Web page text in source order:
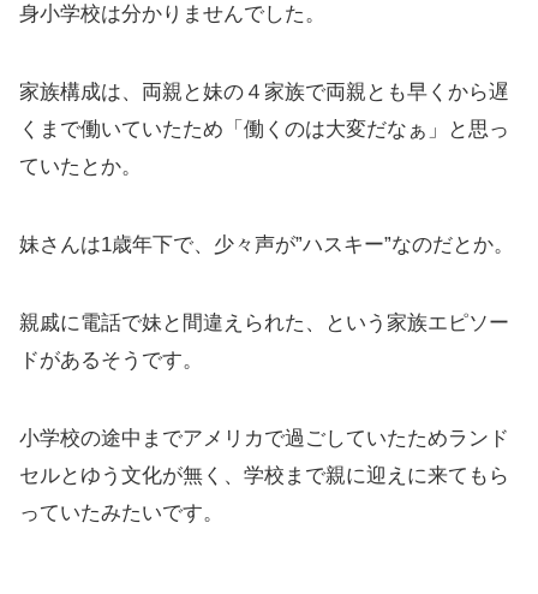
身小学校は分かりませんでした。
家族構成は、両親と妹の４家族で両親とも早くから遅
くまで働いていたため「働くのは大変だなぁ」と思っ
ていたとか。
妹さんは1歳年下で、少々声が”ハスキー”なのだとか。
親戚に電話で妹と間違えられた、という家族エピソー
ドがあるそうです。
小学校の途中までアメリカで過ごしていたためランド
セルとゆう文化が無く、学校まで親に迎えに来てもら
っていたみたいです。